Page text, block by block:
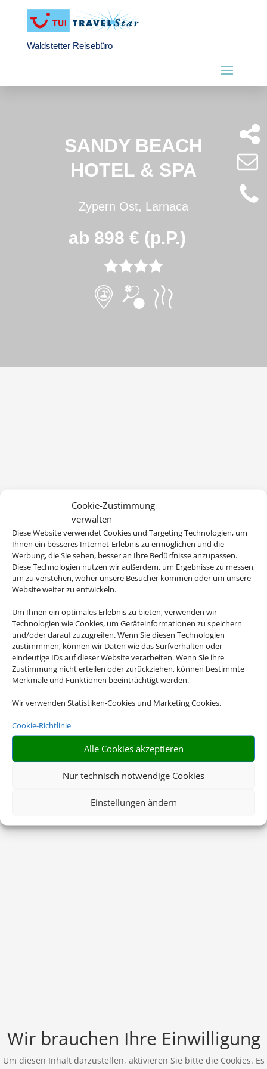
Cookie-Zustimmung
verwalten
Diese Website verwendet Cookies und Targeting Technologien, um
Ihnen ein besseres Internet-Erlebnis zu ermöglichen und die
Werbung, die Sie sehen, besser an Ihre Bedürfnisse anzupassen.
Diese Technologien nutzen wir außerdem, um Ergebnisse zu messen,
um zu verstehen, woher unsere Besucher kommen oder um unsere
Website weiter zu entwickeln.
Um Ihnen ein optimales Erlebnis zu bieten, verwenden wir
Technologien wie Cookies, um Geräteinformationen zu speichern
und/oder darauf zuzugreifen. Wenn Sie diesen Technologien
zustimmmen, können wir Daten wie das Surfverhalten oder
eindeutige IDs auf dieser Website verarbeiten. Wenn Sie ihre
Zustimmung nicht erteilen oder zurückziehen, können bestimmte
Merkmale und Funktionen beeinträchtigt werden.
Wir verwenden Statistiken-Cookies und Marketing Cookies.
Cookie-Richtlinie
Alle Cookies akzeptieren
Nur technisch notwendige Cookies
Einstellungen ändern
Waldstetter Reisebüro
SANDY BEACH
HOTEL & SPA
Zypern Ost, Larnaca
ab 898 € (p.P.)
Wir brauchen Ihre Einwilligung
Um diesen Inhalt darzustellen, aktivieren Sie bitte die Cookies. Es